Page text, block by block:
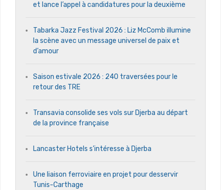
et lance l’appel à candidatures pour la deuxième
Tabarka Jazz Festival 2026 : Liz McComb illumine
la scène avec un message universel de paix et
d’amour
Saison estivale 2026 : 240 traversées pour le
retour des TRE
Transavia consolide ses vols sur Djerba au départ
de la province française
Lancaster Hotels s’intéresse à Djerba
Une liaison ferroviaire en projet pour desservir
Tunis-Carthage